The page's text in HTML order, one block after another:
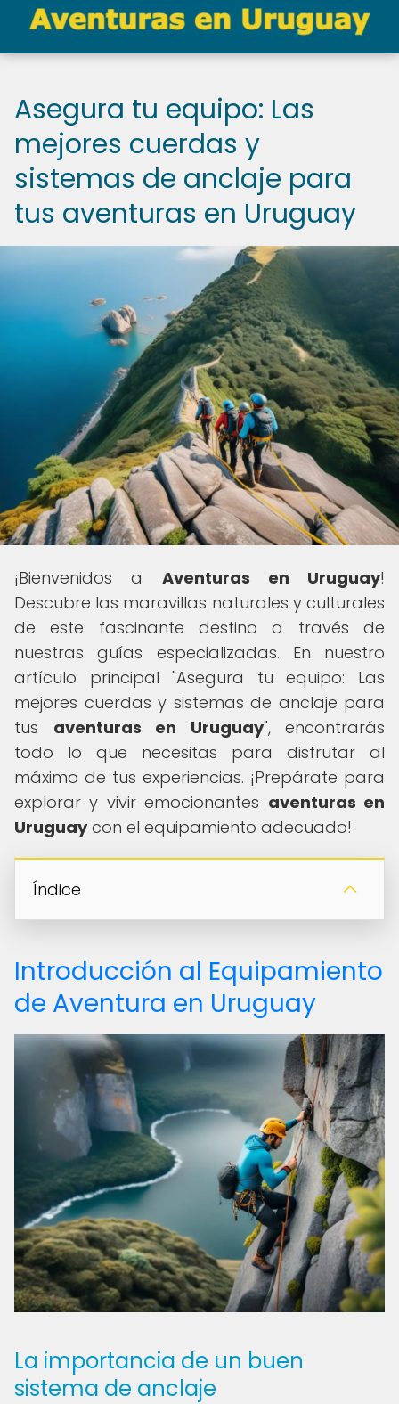
Asegura tu equipo: Las
mejores cuerdas y
sistemas de anclaje para
tus aventuras en Uruguay
¡Bienvenidos a Aventuras en Uruguay!
Descubre las maravillas naturales y culturales
de este fascinante destino a través de
nuestras guías especializadas. En nuestro
artículo principal "Asegura tu equipo: Las
mejores cuerdas y sistemas de anclaje para
tus aventuras en Uruguay", encontrarás
todo lo que necesitas para disfrutar al
máximo de tus experiencias. ¡Prepárate para
explorar y vivir emocionantes aventuras en
Uruguaycon el equipamiento adecuado!
Índice
Introducción al Equipamiento
de Aventura en Uruguay
La importancia de un buen
sistema de anclaje